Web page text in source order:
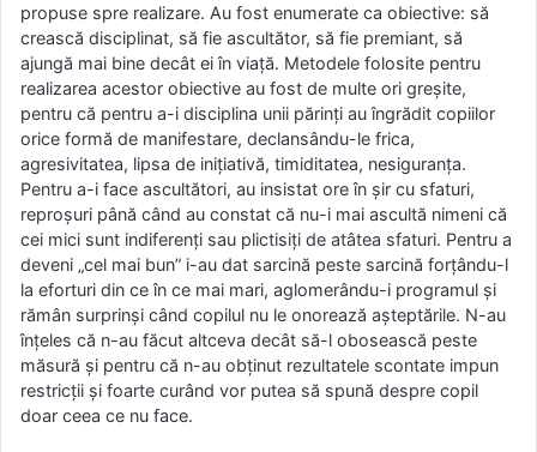
propuse spre realizare. Au fost enumerate ca obiective: să
crească disciplinat, să fie ascultător, să fie premiant, să
ajungă mai bine decât ei în viaţă. Metodele folosite pentru
realizarea acestor obiective au fost de multe ori greşite,
pentru că pentru a-i disciplina unii părinţi au îngrădit copiilor
orice formă de manifestare, declansându-le frica,
agresivitatea, lipsa de iniţiativă, timiditatea, nesiguranţa.
Pentru a-i face ascultători, au insistat ore în şir cu sfaturi,
reproşuri până când au constat că nu-i mai ascultă nimeni că
cei mici sunt indiferenţi sau plictisiţi de atâtea sfaturi. Pentru a
deveni „cel mai bun” i-au dat sarcină peste sarcină forţându-l
la eforturi din ce în ce mai mari, aglomerându-i programul şi
rămân surprinşi când copilul nu le onorează aşteptările. N-au
înţeles că n-au făcut altceva decât să-l obosească peste
măsură şi pentru că n-au obţinut rezultatele scontate impun
restricţii şi foarte curând vor putea să spună despre copil
doar ceea ce nu face.